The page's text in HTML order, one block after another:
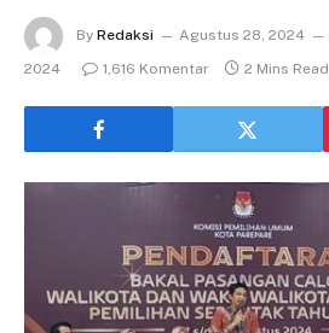
By Redaksi Agustus 28, 2024
2024
1,616 Komentar 2 Mins Read